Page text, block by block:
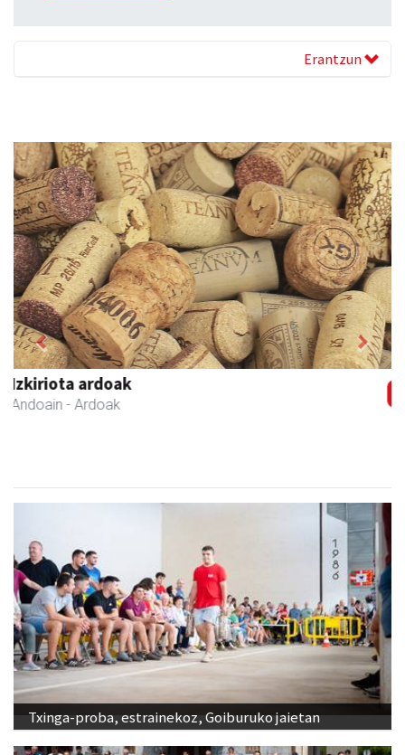
Erantzun
Ernaitza liburu-denda
Andoain - Liburu-dendak
Previous Next
Txinga-proba, estrainekoz, Goiburuko jaietan